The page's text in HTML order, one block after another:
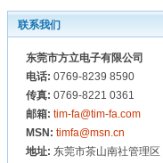
联系我们
东莞市方立电子有限公司
电话: 0769-8239 8590
传真: 0769-8221 0361
邮箱: tim-fa@tim-fa.com
MSN: timfa@msn.cn
地址: 东莞市茶山南社管理区